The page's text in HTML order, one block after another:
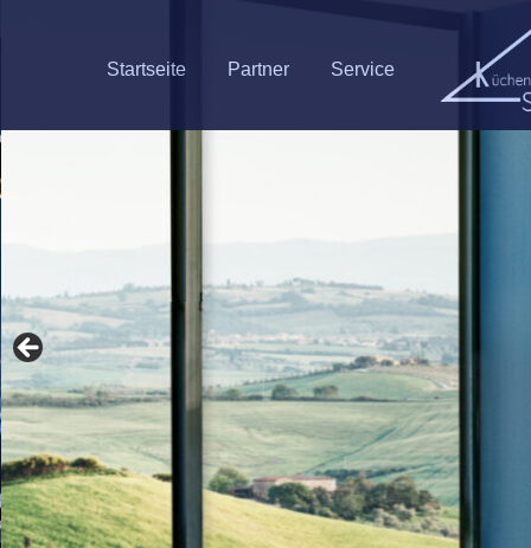
Service
Partner
Startseite